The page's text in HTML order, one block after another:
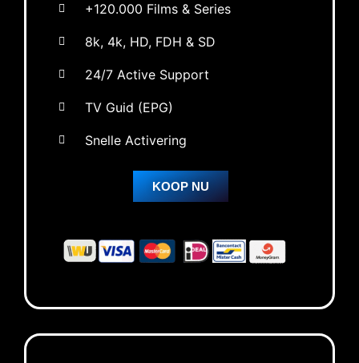
+120.000 Films & Series
8k, 4k, HD, FDH & SD
24/7 Active Support
TV Guid (EPG)
Snelle Activering
KOOP NU